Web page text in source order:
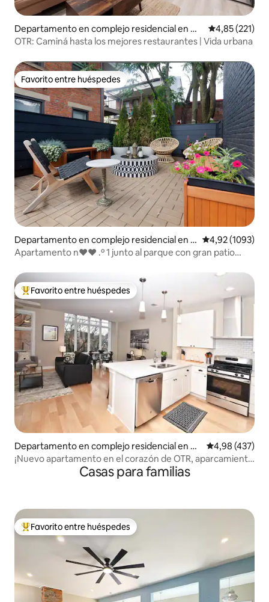
Departamento en complejo residencial en Ov
er-The Rhine
Calificación
4,85 (221)
OTR: Caminá hasta los mejores restaurantes | Vida urbana
Favorito entre huéspedes
Favorito entre huéspedes
Departamento en complejo residencial en O
ver-The Rhine
Calificación
4,92 (1093)
Apartamento n♥♥ .º 1 junto al parque con gran patio
Favorito entre los huéspedes más destacados
Favorito entre huéspedes
Departamento en complejo residencial en O
ver-The Rhine
Calificación
4,98 (437)
¡Nuevo apartamento en el corazón de OTR, aparcamiento
Casas para familias
Favorito entre los huéspedes más destacados
Favorito entre huéspedes